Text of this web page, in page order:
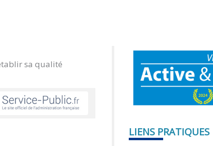
sa qualité
LIENS PRATIQUES